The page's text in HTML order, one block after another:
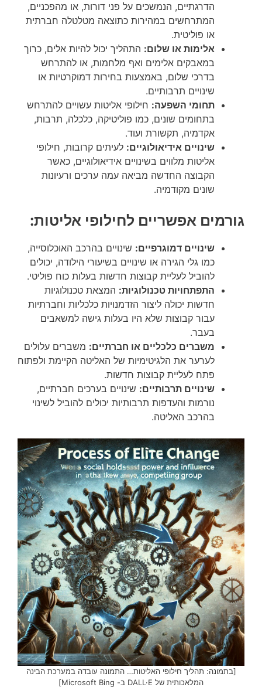
הדרגתיים, הנמשכים על פני דורות, או מהפכניים,
המתרחשים במהירות כתוצאה מטלטלה חברתית
או פוליטית.
אלימות או שלום: התהליך יכול להיות אלים, כרוך
במאבקים אלימים ואף מלחמות, או להתרחש
בדרכי שלום, באמצעות בחירות דמוקרטיות או
שינויים תרבותיים.
תחומי השפעה: חילופי אליטות עשויים להתרחש
בתחומים שונים, כמו פוליטיקה, כלכלה, תרבות,
אקדמיה, תקשורת ועוד.
שינויים אידיאולוגיים: לעיתים קרובות, חילופי
אליטות מלווים בשינויים אידיאולוגיים, כאשר
הקבוצה החדשה מביאה עמה ערכים ורעיונות
שונים מקודמיה.
גורמים אפשריים לחילופי אליטות:
שינויים דמוגרפיים: שינויים בהרכב האוכלוסייה,
כמו גלי הגירה או שינויים בשיעורי הילודה, יכולים
להוביל לעליית קבוצות חדשות בעלות כוח פוליטי.
התפתחויות טכנולוגיות: המצאת טכנולוגיות
חדשות יכולה ליצור הזדמנויות כלכליות וחברתיות
עבור קבוצות שלא היו בעלות גישה למשאבים
בעבר.
משברים כלכליים או חברתיים: משברים עלולים
לערער את הלגיטימיות של האליטה הקיימת ולפתוח
פתח לעליית קבוצות חדשות.
שינויים תרבותיים: שינויים בערכים חברתיים,
נורמות והעדפות תרבותיות יכולים להוביל לשינוי
בהרכב האליטה.
[בתמונה: תהליך חילופי האליטות… התמונה עובדה במערכת הבינה
המלאכותית של DALL·E ב- Microsoft Bing]